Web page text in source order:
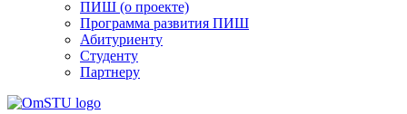
ПИШ (о проекте)
Программа развития ПИШ
Абитуриенту
Студенту
Партнеру